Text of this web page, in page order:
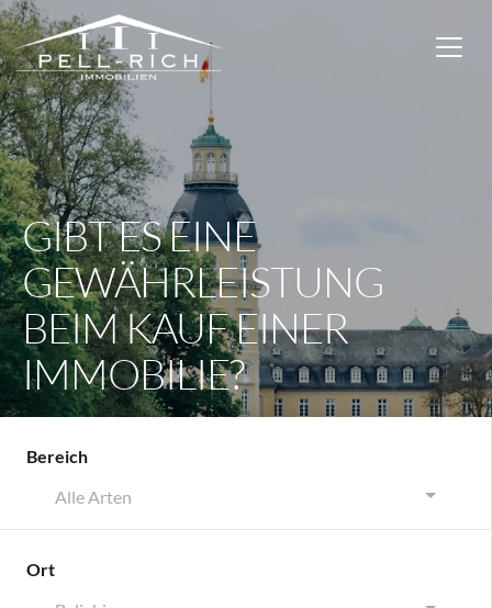
GIBT ES EINE
GEWÄHRLEISTUNG
BEIM KAUF EINER
IMMOBILIE?
Bereich
Alle Arten
Ort